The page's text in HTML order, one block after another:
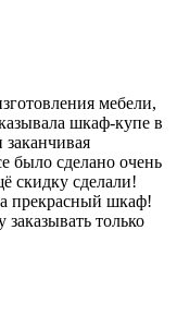
мебели,
шкаф-купе в
было сделано очень
скидку сделали!
прекрасный шкаф!
только